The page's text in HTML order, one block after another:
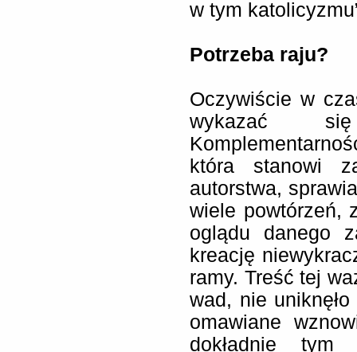
w tym
Potrzeba raju?
Oczywiście w
wykazać
która stanowi
autorstwa,
wiele powtórzeń,
oglądu danego
kreację
ramy. Treść tej
wad, nie
omawiane
dokładnie tym